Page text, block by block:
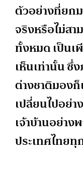
ตัวอย่างที่ยก
จริงหรือไม่สา
ทั้งหมด เป็นเ
เห็นเท่านั้น
ต่างชาติมอง
เปลี่ยนไปอย่
เจ้าบ้านอย่าง
ประเทศไทย